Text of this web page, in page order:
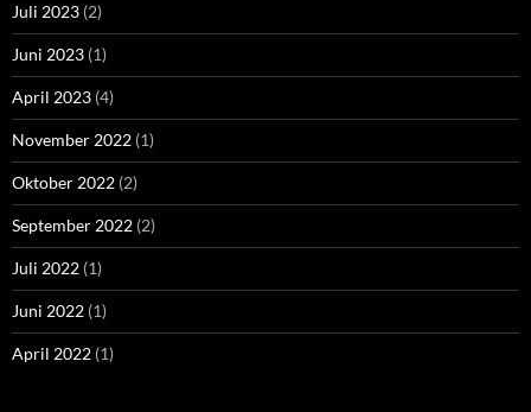
Juli 2023 (2)
Juni 2023 (1)
April 2023 (4)
November 2022 (1)
Oktober 2022 (2)
September 2022 (2)
Juli 2022 (1)
Juni 2022 (1)
April 2022 (1)